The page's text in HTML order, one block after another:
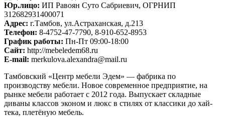
Юр.лицо: ИП Равоян Суто Сабриевич, ОГРНИП
312682931400071
Адрес: г.Тамбов, ул.Астраханская, д.213
Телефон: 8-4752-47-7790, 8-910-652-8953
График работы: Пн-Пт 09:00-18:00
Cайт: http://mebeledem68.ru
E-mail: merkulova.alexandra@mail.ru
Тамбовский «Центр мебели Эдем» — фабрика по
производству мебели. Новое современное предприятие, на
рынке мебели работает с 2012 года. Выпускает складные
диваны классов эконом и люкс в стилях от классики до хай-
тека, плетёную мебель.